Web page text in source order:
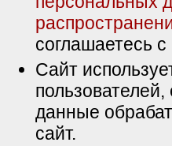
соглашаетесь с
Сайт
данные
сайт.